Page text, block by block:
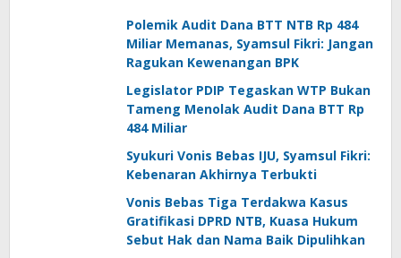
Polemik Audit Dana BTT NTB Rp 484
Miliar Memanas, Syamsul Fikri: Jangan
Ragukan Kewenangan BPK
Legislator PDIP Tegaskan WTP Bukan
Tameng Menolak Audit Dana BTT Rp
484 Miliar
Syukuri Vonis Bebas IJU, Syamsul Fikri:
Kebenaran Akhirnya Terbukti
Vonis Bebas Tiga Terdakwa Kasus
Gratifikasi DPRD NTB, Kuasa Hukum
Sebut Hak dan Nama Baik Dipulihkan